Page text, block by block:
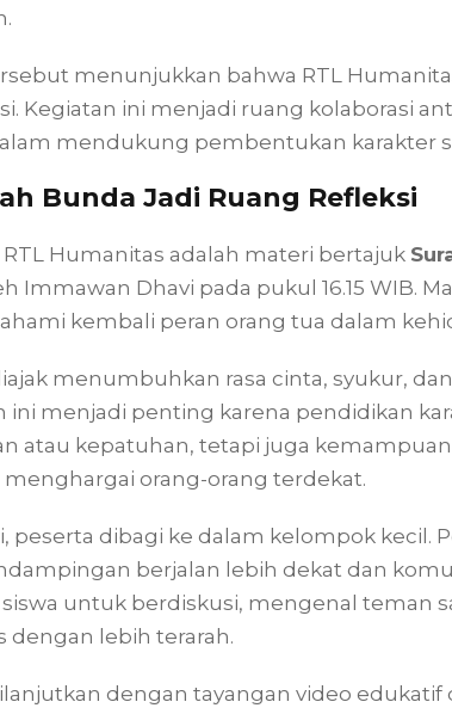
menunjukkan bahwa RTL
Kegiatan ini menjadi ruang kolaborasi
mendukung pembentukan karakter
Bunda Jadi Ruang Refleksi
Humanitas adalah materi bertajuk
Immawan Dhavi pada pukul 16.15 WIB.
kembali peran orang tua dalam
menumbuhkan rasa cinta, syukur,
ini menjadi penting karena pendidikan
atau kepatuhan, tetapi juga
orang-orang terdekat.
peserta dibagi ke dalam kelompok kecil.
berjalan lebih dekat dan
untuk berdiskusi, mengenal teman
dengan lebih terarah.
dengan tayangan video edukatif